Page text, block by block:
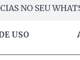
NO SEU
USO